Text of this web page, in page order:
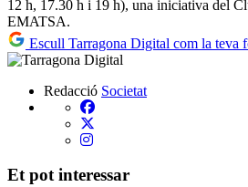
12 h, 17.30 h i 19 h), una iniciativa del
EMATSA.
Escull Tarragona Digital com la teva
Redacció Societat
Et pot interessar